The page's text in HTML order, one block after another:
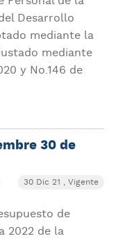
Desarrollo
mediante la
mediante
y No.146 de
30 de
30 Dic 21 , Vigente
de
2022 de la